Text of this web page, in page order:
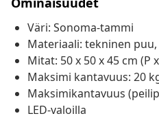
Väri: Sonoma-tammi
Materiaali: tekninen puu,
Mitat: 50 x 50 x 45 cm (P
Maksimi kantavuus: 20
Maksimikantavuus
LED-valoilla